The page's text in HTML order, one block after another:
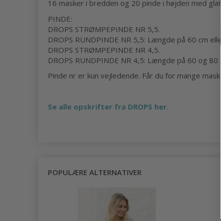
16 masker i bredden og 20 pinde i højden med
PINDE:
DROPS STRØMPEPINDE NR 5,5.
DROPS RUNDPINDE NR 5,5: Længde på 60 cm
DROPS STRØMPEPINDE NR 4,5.
DROPS RUNDPINDE NR 4,5: Længde på 60 og 80
Pinde nr er kun vejledende. Får du for mange
Se alle opskrifter fra DROPS her.
POPULÆRE ALTERNATIVER